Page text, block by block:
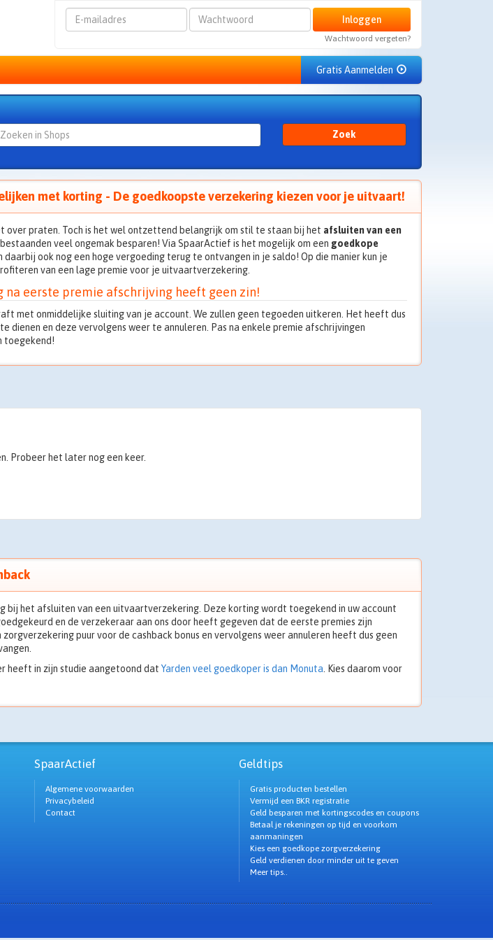
Emailadres Wachtwoord
Inloggen
Wachtwoord vergeten?
Gratis Aanmelden
Zoek
met korting - De goedkoopste verzekering kiezen voor je uitvaart!
over praten. Toch is het wel ontzettend belangrijk om stil te staan bij het afsluiten van een
veel ongemak besparen! Via SpaarActief is het mogelijk om een goedkope
daarbij ook nog een hoge vergoeding terug te ontvangen in je saldo! Op die manier kun je
van een lage premie voor je uitvaartverzekering.
na eerste premie afschrijving heeft geen zin!
met onmiddelijke sluiting van je account. We zullen geen tegoeden uitkeren. Het heeft dus
dienen en deze vervolgens weer te annuleren. Pas na enkele premie afschrijvingen
toegekend!
Probeer het later nog een keer.
bij het afsluiten van een uitvaartverzekering. Deze korting wordt toegekend in uw account
en de verzekeraar aan ons door heeft gegeven dat de eerste premies zijn
puur voor de cashback bonus en vervolgens weer annuleren heeft dus geen
heeft in zijn studie aangetoond dat Yarden veel goedkoper is dan Monuta . Kies daarom voor
SpaarActief
Algemene voorwaarden
Privacybeleid
Contact
Geldtips
Gratis producten bestellen
Vermijd een BKR registratie
Geld besparen met kortingscodes en coupons
Betaal je rekeningen op tijd en voorkom
aanmaningen
Kies een goedkope zorgverzekering
Geld verdienen door minder uit te geven
Meer tips..